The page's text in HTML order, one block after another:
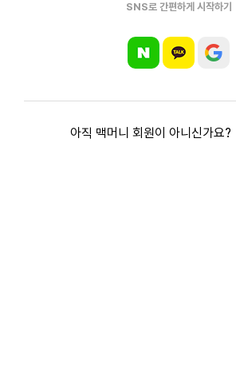
SNS로 간편하게 시작하기
아직 맥머니 회원이 아니신가요?